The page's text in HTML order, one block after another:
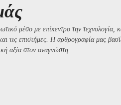
μέσο με επίκεντρο την τεχνολογία,
τις επιστήμες. Η αρθρογραφία μας
αξία στον αναγνώστη..